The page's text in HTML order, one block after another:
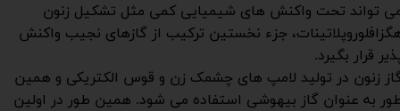
تواند تحت واکنش های شیمیایی کمی مثل تشکیل زنون
جزء نخستین ترکیب از گازهای نجیب واکنش
قرار بگیرد.
زنون در تولید لامپ های چشمک زن و قوس الکتریکی و همین
به عنوان گاز بیهوشی استفاده می شود. همین طور در اولین